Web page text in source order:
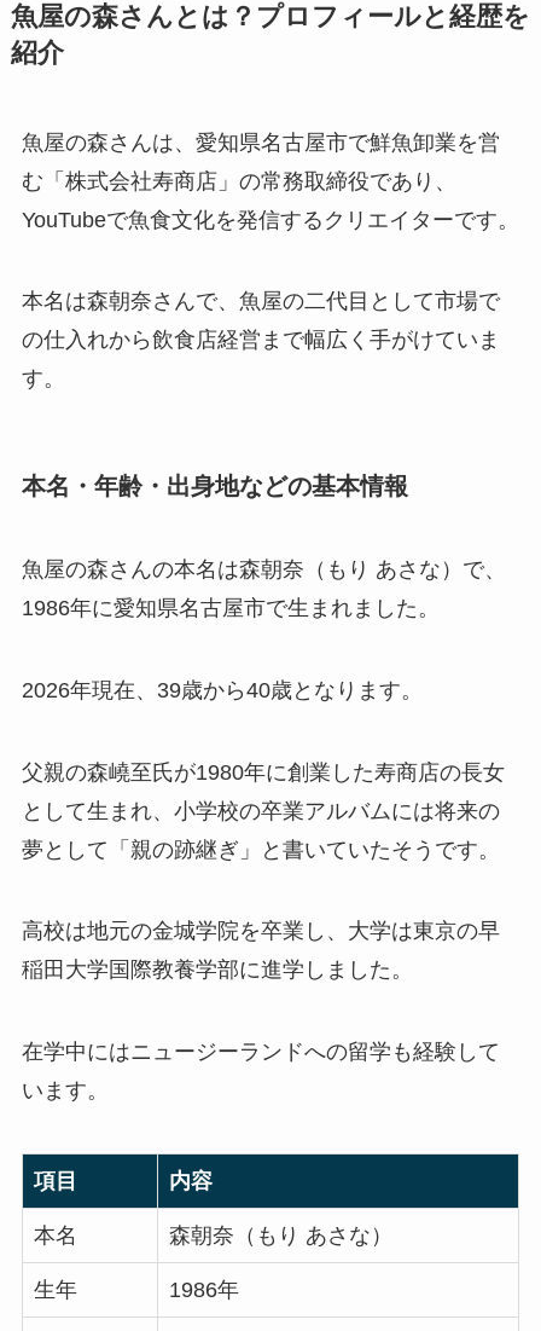
魚屋の森さんとは？プロフィールと経歴を
紹介
魚屋の森さんは、愛知県名古屋市で鮮魚卸業を営
む「株式会社寿商店」の常務取締役であり、
YouTubeで魚食文化を発信するクリエイターです。
本名は森朝奈さんで、魚屋の二代目として市場で
の仕入れから飲食店経営まで幅広く手がけていま
す。
本名・年齢・出身地などの基本情報
魚屋の森さんの本名は森朝奈（もり あさな）で、
1986年に愛知県名古屋市で生まれました。
2026年現在、39歳から40歳となります。
父親の森嶢至氏が1980年に創業した寿商店の長女
として生まれ、小学校の卒業アルバムには将来の
夢として「親の跡継ぎ」と書いていたそうです。
高校は地元の金城学院を卒業し、大学は東京の早
稲田大学国際教養学部に進学しました。
在学中にはニュージーランドへの留学も経験して
います。
項目 内容
本名 森朝奈（もり あさな）
生年 1986年